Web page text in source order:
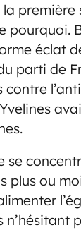
première
pourquoi.
éclat
parti de
plus ou